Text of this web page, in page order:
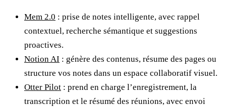
Mem 2.0 : prise de notes intelligente, avec rappel
contextuel, recherche sémantique et suggestions
proactives.
Notion AI : génère des contenus, résume des pages ou
structure vos notes dans un espace collaboratif visuel.
Otter Pilot : prend en charge l’enregistrement, la
transcription et le résumé des réunions, avec envoi